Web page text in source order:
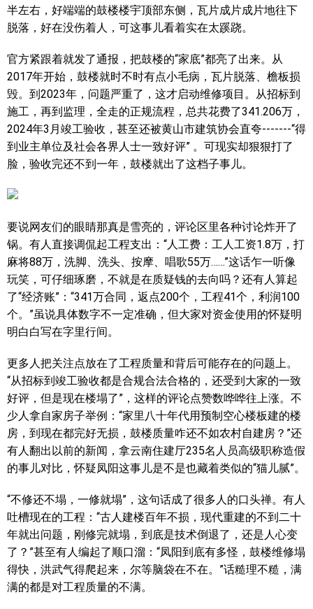
半左右，好端端的鼓楼楼宇顶部东侧，瓦片成片成片地往下
脱落，好在没伤着人，可这事儿看着实在太蹊跷。
官方紧跟着就发了通报，把鼓楼的“家底”都亮了出来。从
2017年开始，鼓楼就时不时有点小毛病，瓦片脱落、檐板损
毁。到2023年，问题严重了，这才启动维修项目。从招标到
施工，再到监理，全走的正规流程，总共花费了341.206万，
2024年3月竣工验收，甚至还被黄山市建筑协会直夸-------“得
到业主单位及社会各界人士一致好评” 。可现实却狠狠打了
脸，验收完还不到一年，鼓楼就出了这档子事儿。
要说网友们的眼睛那真是雪亮的，评论区里各种讨论炸开了
锅。有人直接调侃起工程支出：“人工费：工人工资1.8万，打
麻将88万，洗脚、洗头、按摩、唱歌55万……”这话乍一听像
玩笑，可仔细琢磨，不就是在质疑钱的去向吗？还有人算起
了“经济账”：“341万合同，返点200个，工程41个，利润100
个。”虽说具体数字不一定准确，但大家对资金使用的怀疑明
明白白写在字里行间。
更多人把关注点放在了工程质量和背后可能存在的问题上。
“从招标到竣工验收都是合规合法合格的，还受到大家的一致
好评，但是现在楼塌了”，这样的评论点赞数哗哗往上涨。不
少人拿自家房子举例：“家里八十年代用预制空心楼板建的楼
房，到现在都完好无损，鼓楼质量咋还不如农村自建房？”还
有人翻出以前的新闻，拿云南住建厅235名人员高级职称造假
的事儿对比，怀疑凤阳这事儿是不是也藏着类似的“猫儿腻”。
“不修还不塌，一修就塌”，这句话成了很多人的口头禅。有人
吐槽现在的工程：“古人建楼百年不损，现代重建的不到二十
年就出问题，刚修完就塌，到底是技术倒退了，还是人心变
了？”甚至有人编起了顺口溜：“凤阳到底有多怪，鼓楼维修塌
得快，洪武气得爬起来，尔等脑袋在不在。”话糙理不糙，满
满的都是对工程质量的不满。